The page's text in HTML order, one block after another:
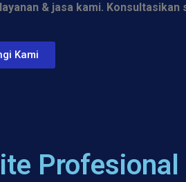
& jasa kami. Konsultasikan
Kami